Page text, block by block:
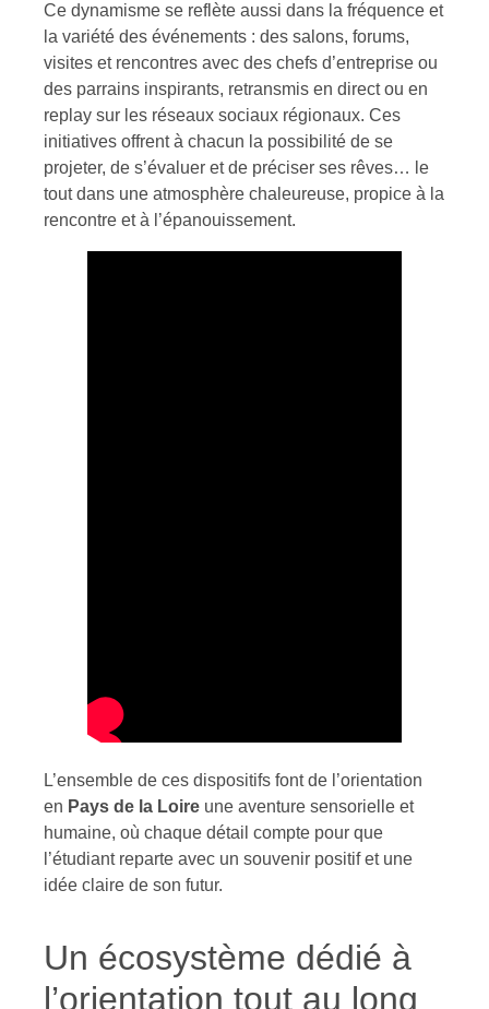
Ce dynamisme se reflète aussi dans la fréquence et
la variété des événements : des salons, forums,
visites et rencontres avec des chefs d’entreprise ou
des parrains inspirants, retransmis en direct ou en
replay sur les réseaux sociaux régionaux. Ces
initiatives offrent à chacun la possibilité de se
projeter, de s’évaluer et de préciser ses rêves… le
tout dans une atmosphère chaleureuse, propice à la
rencontre et à l’épanouissement.
L’ensemble de ces dispositifs font de l’orientation
en Pays de la Loire une aventure sensorielle et
humaine, où chaque détail compte pour que
l’étudiant reparte avec un souvenir positif et une
idée claire de son futur.
Un écosystème dédié à
l’orientation tout au long